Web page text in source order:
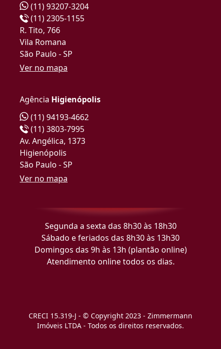
(11) 93207-3204
(11) 2305-1155
R. Tito, 766
Vila Romana
São Paulo - SP
Ver no mapa
Agência Higienópolis
(11) 94193-4662
(11) 3803-7995
Av. Angélica, 1373
Higienópolis
São Paulo - SP
Ver no mapa
Segunda a sexta das 8h30 às 18h30
Sábado e feriados das 8h30 às 13h30
Domingos das 9h às 13h (plantão online)
Atendimento online todos os dias.
CRECI 15.319-J - © Copyright 2023 - Zimmermann
Imóveis LTDA - Todos os direitos reservados.